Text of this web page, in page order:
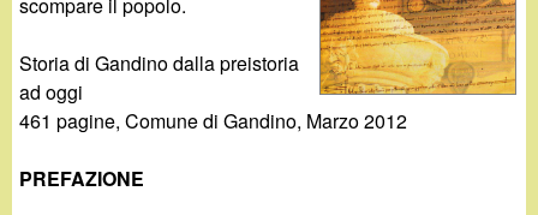
d
r
c
Storia di Gandino dalla preistoria
ad oggi
​461 pagine, Comune di Gandino, Marzo 2012
PREFAZIONE